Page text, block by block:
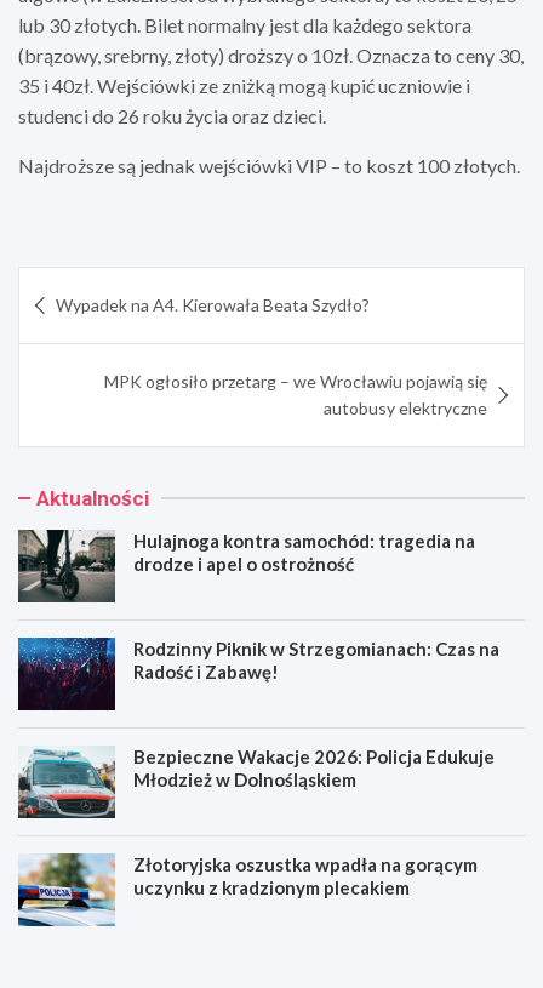
lub 30 złotych. Bilet normalny jest dla każdego sektora
(brązowy, srebrny, złoty) droższy o 10zł. Oznacza to ceny 30,
35 i 40zł. Wejściówki ze zniżką mogą kupić uczniowie i
studenci do 26 roku życia oraz dzieci.
Najdroższe są jednak wejściówki VIP – to koszt 100 złotych.
wpisu
Wypadek na A4. Kierowała Beata Szydło?
MPK ogłosiło przetarg – we Wrocławiu pojawią się
autobusy elektryczne
Aktualności
Hulajnoga kontra samochód: tragedia na
drodze i apel o ostrożność
Rodzinny Piknik w Strzegomianach: Czas na
Radość i Zabawę!
Bezpieczne Wakacje 2026: Policja Edukuje
Młodzież w Dolnośląskiem
Złotoryjska oszustka wpadła na gorącym
uczynku z kradzionym plecakiem
H
R